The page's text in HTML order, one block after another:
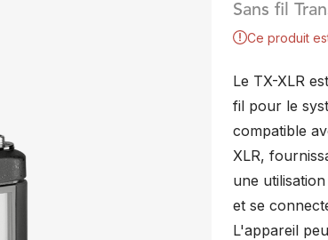
Sans fil
Ce produit
Le TX-XLR
fil pour le
compatible
XLR,
une
et se
L'appareil